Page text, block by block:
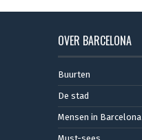
OVER BARCELONA
Buurten
De stad
Mensen in Barcelona